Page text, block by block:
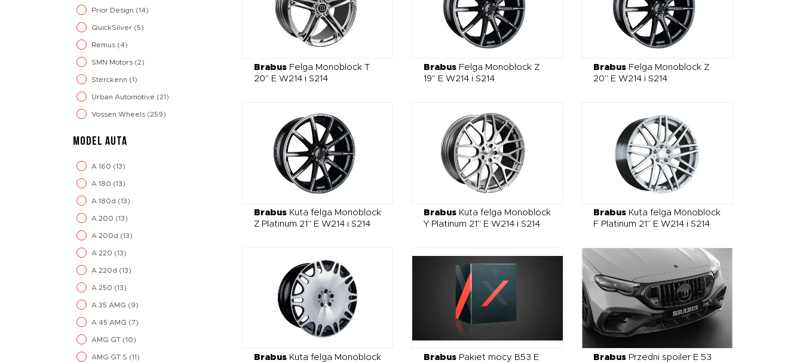
Prior Design (14)
QuickSilver (5)
Remus (4)
SMN Motors (2)
Sterckenn (1)
Urban Automotive (21)
Vossen Wheels (259)
MODEL AUTA
A 160 (13)
A 180 (13)
A 180d (13)
A 200 (13)
A 200d (13)
A 220 (13)
A 220d (13)
A 250 (13)
A 35 AMG (9)
A 45 AMG (7)
AMG GT (10)
AMG GT S (11)
BrabusFelga Monoblock T
20" E W214 i S214
BrabusFelga Monoblock Z
19" E W214 i S214
Brabus Felga Monoblock Z
20" E W214 i S214
BrabusKuta felga Monoblock
Z Platinum 21" E W214 i S214
BrabusKuta felga Monoblock
Y Platinum 21" E W214 i S214
Brabus Kuta felga Monoblock
F Platinum 21" E W214 i S214
BrabusKuta felga Monoblock
BrabusPakiet mocy B53 E
Brabus Przedni spoiler E 53